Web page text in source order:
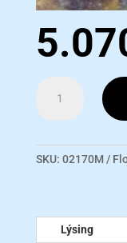
magn
SKU: 02170M
Lýsing